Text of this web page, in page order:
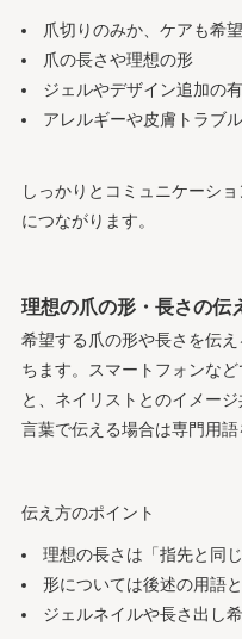
爪切りのみか、ケアも希
爪の長さや理想の形
ジェルやデザイン追加の
アレルギーや皮膚トラブ
しっかりとコミュニケーシ
につながります。
理想の爪の形・長さの伝
希望する爪の形や長さを伝
ちます。スマートフォンな
と、ネイリストとのイメー
言葉で伝える場合は専門用語
伝え方のポイント
理想の長さは「指先と同
形については後述の用語
ジェルネイルや長さ出し